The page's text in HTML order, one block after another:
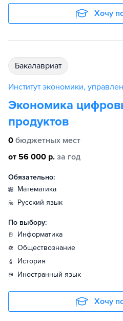
Хочу
бакалавриат
Институт экономики,
Экономика
продуктов
0 бюджетных мест
от 56 000 р. за год
Обязательно:
математика
русский язык
По выбору:
информатика
обществознание
история
иностранный язык
Хочу